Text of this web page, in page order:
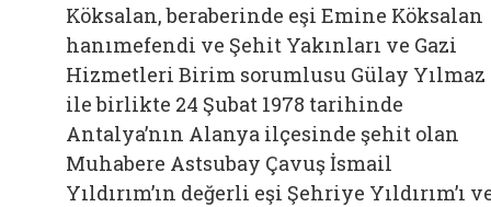
Köksalan, beraberinde eşi Emine Köksalan
hanımefendi ve Şehit Yakınları ve Gazi
Hizmetleri Birim sorumlusu Gülay Yılmaz
ile birlikte 24 Şubat 1978 tarihinde
Antalya’nın Alanya ilçesinde şehit olan
Muhabere Astsubay Çavuş İsmail
Yıldırım’ın değerli eşi Şehriye Yıldırım’ı